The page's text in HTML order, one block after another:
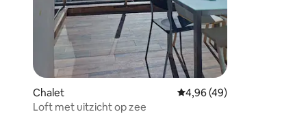
Chalet Gemiddelde
4,96 (49)
Loft met uitzicht op zee